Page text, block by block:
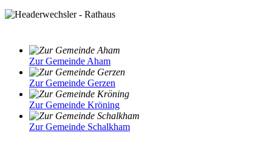
Zur Gemeinde Aham
Zur Gemeinde Gerzen
Zur Gemeinde Kröning
Zur Gemeinde Schalkham